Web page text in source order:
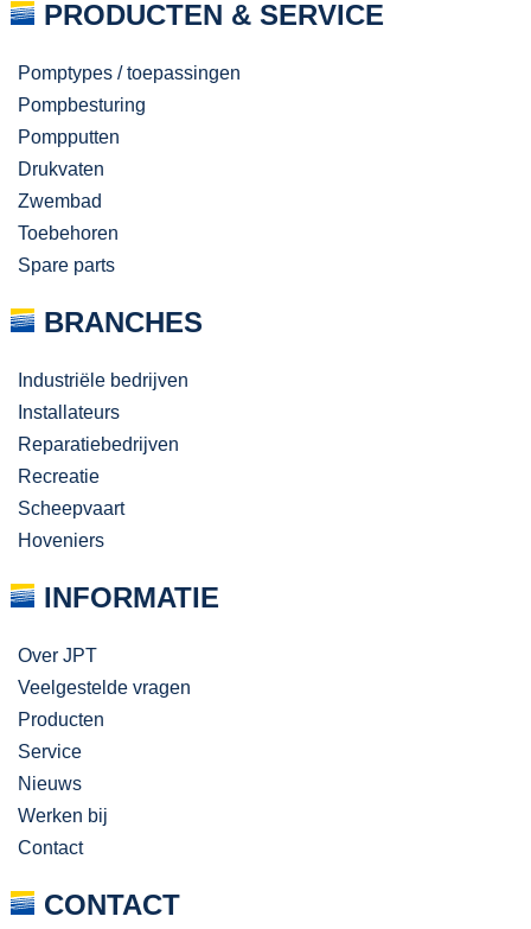
PRODUCTEN & SERVICE
Pomptypes / toepassingen
Pompbesturing
Pompputten
Drukvaten
Zwembad
Toebehoren
Spare parts
BRANCHES
Industriële bedrijven
Installateurs
Reparatiebedrijven
Recreatie
Scheepvaart
Hoveniers
INFORMATIE
Over JPT
Veelgestelde vragen
Producten
Service
Nieuws
Werken bij
Contact
CONTACT